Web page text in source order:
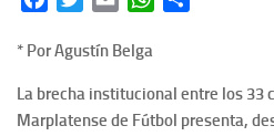
* Por Agustín Belga
La brecha institucional entre los 33
Marplatense de Fútbol presenta,